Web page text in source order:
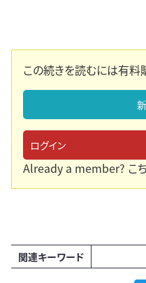
この続きを読むには有料
ログイン
Already a member? こ
関連キーワード